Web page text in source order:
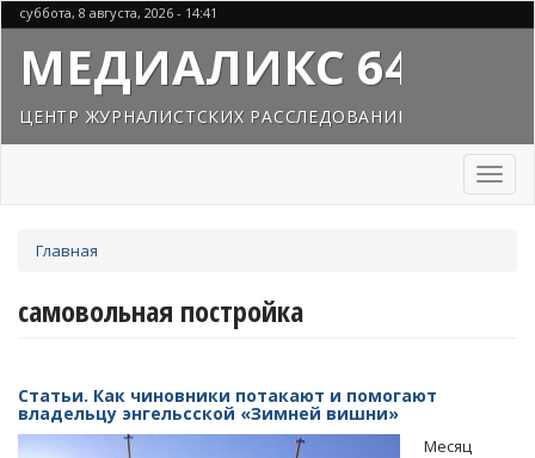
Перейти
к
основному
содержанию
суббота, 8 августа, 2026 - 14:41
МЕДИАЛИКС 64
ЦЕНТР ЖУРНАЛИСТСКИХ РАССЛЕДОВАНИЙ
Toggle
здесь
Главная
самовольная постройка
Статьи. Как чиновники потакают и помогают
владельцу энгельсской «Зимней вишни»
Месяц